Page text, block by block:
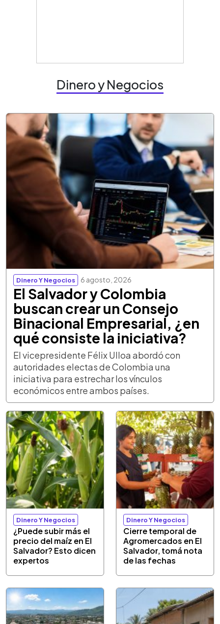
Dinero y Negocios
Dinero Y Negocios 6 agosto, 2026
El Salvador y Colombia
buscan crear un Consejo
Binacional Empresarial, ¿en
qué consiste la iniciativa?
El vicepresidente Félix Ulloa abordó con
autoridades electas de Colombia una
iniciativa para estrechar los vínculos
económicos entre ambos países.
Dinero Y Negocios
¿Puede subir más el
precio del maíz en El
Salvador? Esto dicen
expertos
Dinero Y Negocios
Cierre temporal de
Agromercados en El
Salvador, tomá nota
de las fechas